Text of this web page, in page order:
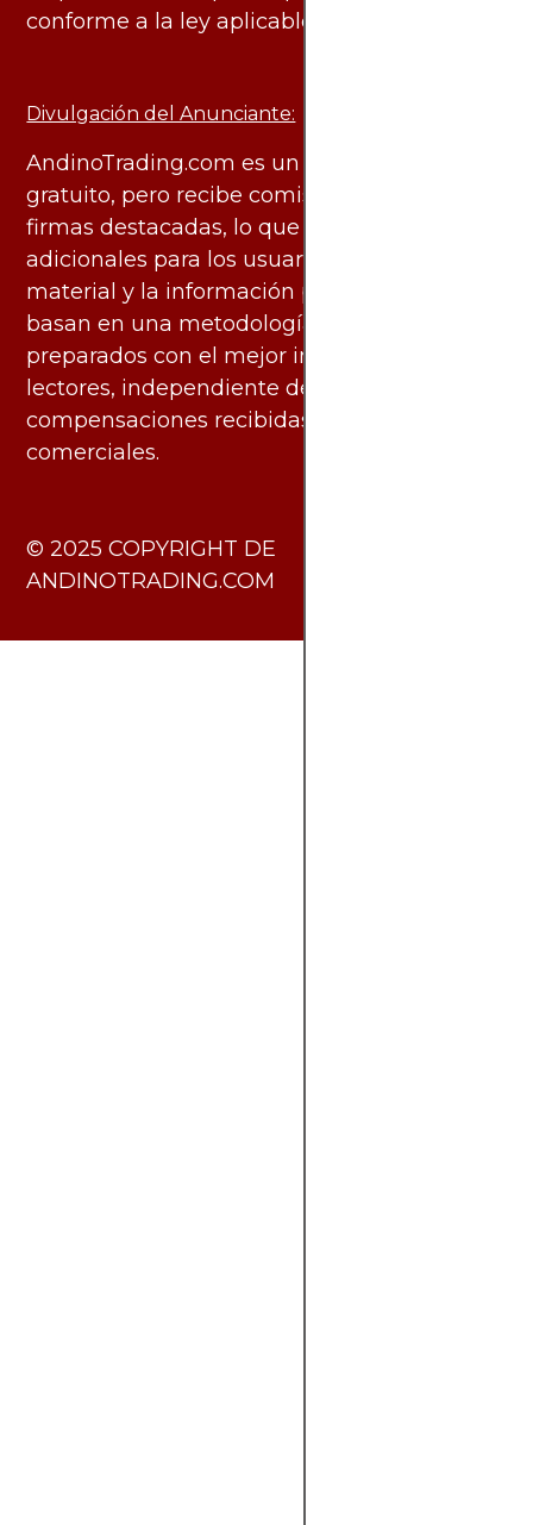
conforme a la ley aplicable.
Divulgación del Anunciante:
AndinoTrading.com es un sitio de uso
gratuito, pero recibe comisiones de algunas
firmas destacadas, lo que no genera costos
adicionales para los usuarios. Todo el
material y la información publicados se
basan en una metodología imparcial y están
preparados con el mejor interés de los
lectores, independiente de las
compensaciones recibidas de socios
comerciales.
​© 2025 COPYRIGHT DE
ANDINOTRADING.COM